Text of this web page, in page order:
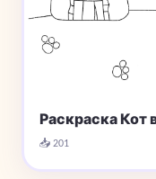
Раскраска Кот
📥 201